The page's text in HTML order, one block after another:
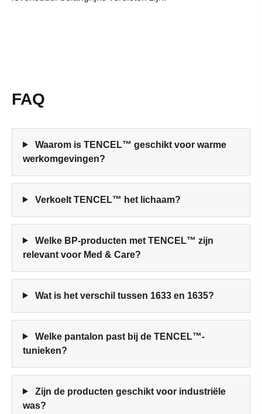
FAQ
Waarom is TENCEL™ geschikt voor warme
werkomgevingen?
Verkoelt TENCEL™ het lichaam?
Welke BP-producten met TENCEL™ zijn
relevant voor Med & Care?
Wat is het verschil tussen 1633 en 1635?
Welke pantalon past bij de TENCEL™-
tunieken?
Zijn de producten geschikt voor industriële
was?